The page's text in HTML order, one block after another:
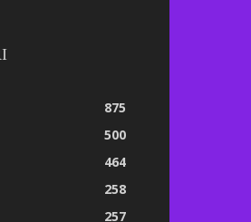
875
500
464
258
257